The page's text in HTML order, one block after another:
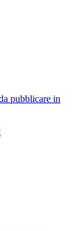
pubblicare in